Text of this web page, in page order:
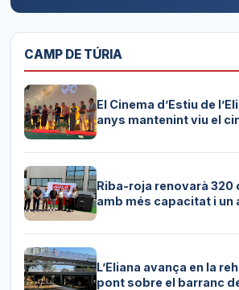
CAMP DE TÚRIA
El Cinema d’Estiu de
anys mantenint viu el
Riba-roja renovarà 320
amb més capacitat i un
L’Eliana avança en la
pont sobre el barranc